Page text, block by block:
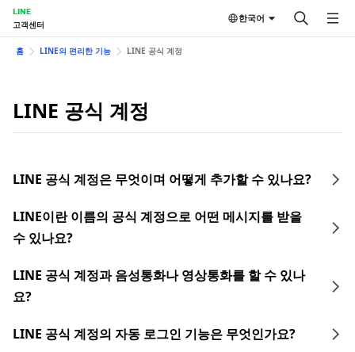
LINE
고객센터
한국어
홈 LINE의 편리한 기능 LINE 공식 계정
LINE 공식 계정
LINE 공식 계정은 무엇이며 어떻게 추가할 수 있나요?
LINE이란 이름의 공식 계정으로 어떤 메시지를 받을
수 있나요?
LINE 공식 계정과 음성통화나 영상통화를 할 수 있나
요?
LINE 공식 계정의 자동 로그인 기능은 무엇인가요?